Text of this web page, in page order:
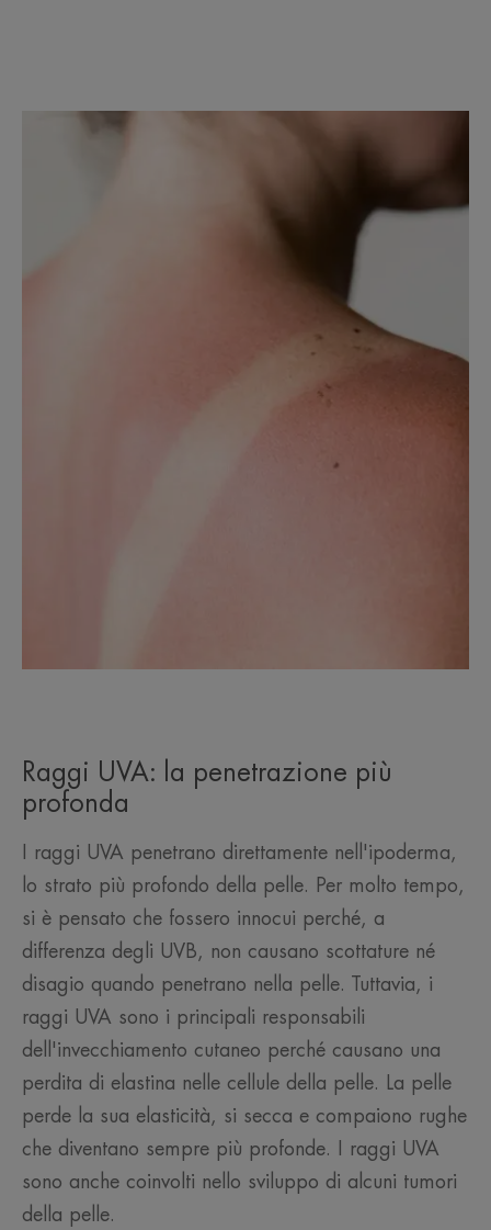
Raggi UVA: la penetrazione più
profonda
I raggi UVA penetrano direttamente nell'ipoderma,
lo strato più profondo della pelle. Per molto tempo,
si è pensato che fossero innocui perché, a
differenza degli UVB, non causano scottature né
disagio quando penetrano nella pelle. Tuttavia, i
raggi UVA sono i principali responsabili
dell'invecchiamento cutaneo perché causano una
perdita di elastina nelle cellule della pelle. La pelle
perde la sua elasticità, si secca e compaiono rughe
che diventano sempre più profonde. I raggi UVA
sono anche coinvolti nello sviluppo di alcuni tumori
della pelle.